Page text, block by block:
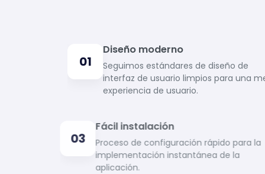
01
Diseño moderno
Seguimos estándares de diseño de
interfaz de usuario limpios para una
experiencia de usuario.
03
Fácil instalación
Proceso de configuración rápido para la
implementación instantánea de la
aplicación.